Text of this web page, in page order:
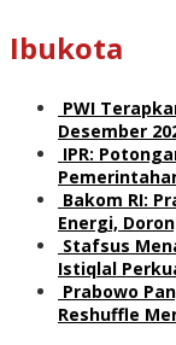
Ibukota
PWI
Desember
IPR:
Bakom RI:
Energi,
Stafsus
Istiqlal
Prabowo
Reshuffle